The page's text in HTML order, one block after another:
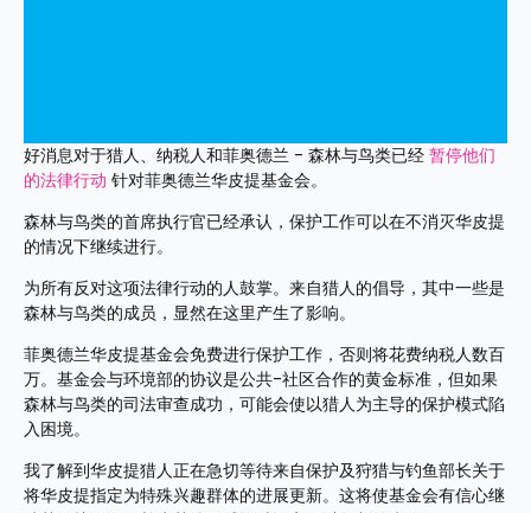
好消息对于猎人、纳税人和菲奥德兰 - 森林与鸟类已经 暂停他们
的法律行动 针对菲奥德兰华皮提基金会。
森林与鸟类的首席执行官已经承认，保护工作可以在不消灭华皮提
的情况下继续进行。
为所有反对这项法律行动的人鼓掌。来自猎人的倡导，其中一些是
森林与鸟类的成员，显然在这里产生了影响。
菲奥德兰华皮提基金会免费进行保护工作，否则将花费纳税人数百
万。基金会与环境部的协议是公共-社区合作的黄金标准，但如果
森林与鸟类的司法审查成功，可能会使以猎人为主导的保护模式陷
入困境。
我了解到华皮提猎人正在急切等待来自保护及狩猎与钓鱼部长关于
将华皮提指定为特殊兴趣群体的进展更新。这将使基金会有信心继